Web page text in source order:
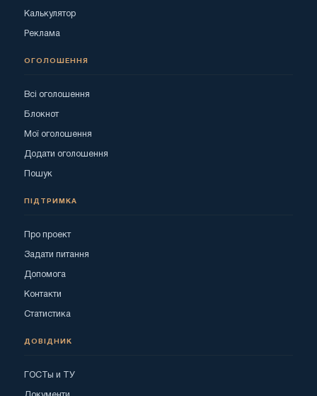
Калькулятор
Реклама
ОГОЛОШЕННЯ
Всі оголошення
Блокнот
Мої оголошення
Додати оголошення
Пошук
ПІДТРИМКА
Про проект
Задати питання
Допомога
Контакти
Статистика
ДОВІДНИК
ГОСТы и ТУ